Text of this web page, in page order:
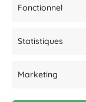
Fonctionnel
Statistiques
Marketing
Un site
EJardin
Ménage